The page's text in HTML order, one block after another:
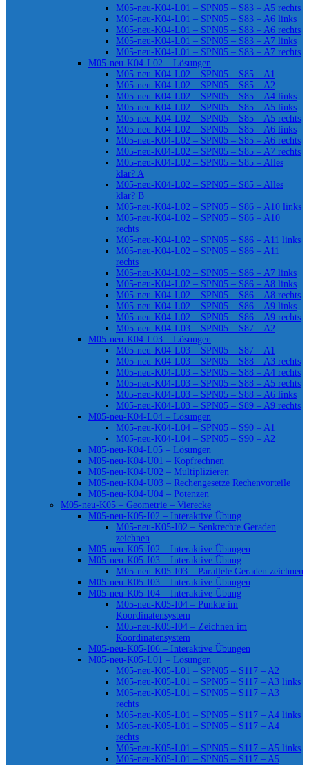
M05-neu-K04-L01 – SPN05 – S83 – A5 rechts
M05-neu-K04-L01 – SPN05 – S83 – A6 links
M05-neu-K04-L01 – SPN05 – S83 – A6 rechts
M05-neu-K04-L01 – SPN05 – S83 – A7 links
M05-neu-K04-L01 – SPN05 – S83 – A7 rechts
M05-neu-K04-L02 – Lösungen
M05-neu-K04-L02 – SPN05 – S85 – A1
M05-neu-K04-L02 – SPN05 – S85 – A2
M05-neu-K04-L02 – SPN05 – S85 – A4 links
M05-neu-K04-L02 – SPN05 – S85 – A5 links
M05-neu-K04-L02 – SPN05 – S85 – A5 rechts
M05-neu-K04-L02 – SPN05 – S85 – A6 links
M05-neu-K04-L02 – SPN05 – S85 – A6 rechts
M05-neu-K04-L02 – SPN05 – S85 – A7 rechts
M05-neu-K04-L02 – SPN05 – S85 – Alles
klar? A
M05-neu-K04-L02 – SPN05 – S85 – Alles
klar? B
M05-neu-K04-L02 – SPN05 – S86 – A10 links
M05-neu-K04-L02 – SPN05 – S86 – A10
rechts
M05-neu-K04-L02 – SPN05 – S86 – A11 links
M05-neu-K04-L02 – SPN05 – S86 – A11
rechts
M05-neu-K04-L02 – SPN05 – S86 – A7 links
M05-neu-K04-L02 – SPN05 – S86 – A8 links
M05-neu-K04-L02 – SPN05 – S86 – A8 rechts
M05-neu-K04-L02 – SPN05 – S86 – A9 links
M05-neu-K04-L02 – SPN05 – S86 – A9 rechts
M05-neu-K04-L03 – SPN05 – S87 – A2
M05-neu-K04-L03 – Lösungen
M05-neu-K04-L03 – SPN05 – S87 – A1
M05-neu-K04-L03 – SPN05 – S88 – A3 rechts
M05-neu-K04-L03 – SPN05 – S88 – A4 rechts
M05-neu-K04-L03 – SPN05 – S88 – A5 rechts
M05-neu-K04-L03 – SPN05 – S88 – A6 links
M05-neu-K04-L03 – SPN05 – S89 – A9 rechts
M05-neu-K04-L04 – Lösungen
M05-neu-K04-L04 – SPN05 – S90 – A1
M05-neu-K04-L04 – SPN05 – S90 – A2
M05-neu-K04-L05 – Lösungen
M05-neu-K04-U01 – Kopfrechnen
M05-neu-K04-U02 – Multiplizieren
M05-neu-K04-U03 – Rechengesetze Rechenvorteile
M05-neu-K04-U04 – Potenzen
M05-neu-K05 – Geometrie – Vierecke
M05-neu-K05-I02 – Interaktive Übung
M05-neu-K05-I02 – Senkrechte Geraden
zeichnen
M05-neu-K05-I02 – Interaktive Übungen
M05-neu-K05-I03 – Interaktive Übung
M05-neu-K05-I03 – Parallele Geraden zeichnen
M05-neu-K05-I03 – Interaktive Übungen
M05-neu-K05-I04 – Interaktive Übung
M05-neu-K05-I04 – Punkte im
Koordinatensystem
M05-neu-K05-I04 – Zeichnen im
Koordinatensystem
M05-neu-K05-I06 – Interaktive Übungen
M05-neu-K05-L01 – Lösungen
M05-neu-K05-L01 – SPN05 – S117 – A2
M05-neu-K05-L01 – SPN05 – S117 – A3 links
M05-neu-K05-L01 – SPN05 – S117 – A3
rechts
M05-neu-K05-L01 – SPN05 – S117 – A4 links
M05-neu-K05-L01 – SPN05 – S117 – A4
rechts
M05-neu-K05-L01 – SPN05 – S117 – A5 links
M05-neu-K05-L01 – SPN05 – S117 – A5